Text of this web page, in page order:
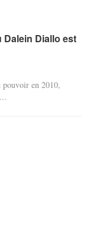
Dalein Diallo est
en 2010,